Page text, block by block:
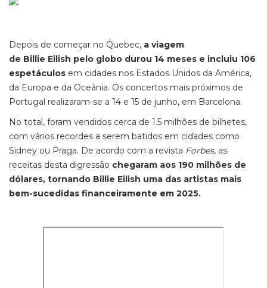
Depois de começar no Quebec, a viagem
de Billie Eilish pelo globo durou 14 meses e incluiu 106
espetáculos em cidades nos Estados Unidos da América,
da Europa e da Oceânia. Os concertos mais próximos de
Portugal realizaram-se a 14 e 15 de junho, em Barcelona.
No total, foram vendidos cerca de 1.5 milhões de bilhetes,
com vários recordes a serem batidos em cidades como
Sidney ou Praga. De acordo com a revista Forbes, as
receitas desta digressão chegaram aos 190 milhões de
dólares, tornando Billie Eilish uma das artistas mais
bem-sucedidas financeiramente em 2025.